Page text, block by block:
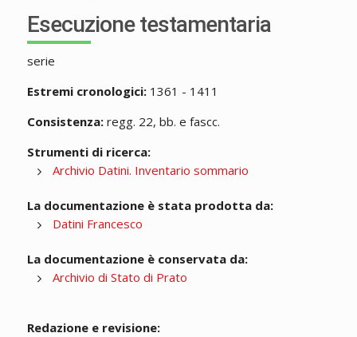
Esecuzione testamentaria
serie
Estremi cronologici:1361 - 1411
Consistenza:regg. 22, bb. e fascc.
Strumenti di ricerca:
Archivio Datini. Inventario sommario
La documentazione è stata prodotta da:
Datini Francesco
La documentazione è conservata da:
Archivio di Stato di Prato
Redazione e revisione: